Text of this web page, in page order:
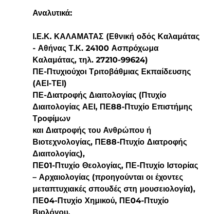
Αναλυτικά:
Ι.Ε.Κ. ΚΑΛΑΜΑΤΑΣ (Εθνική οδός Καλαμάτας
- Αθήνας Τ.Κ. 24100 Ασπρόχωμα
Καλαμάτας, τηλ. 27210-99624)
ΠΕ-Πτυχιούχοι Τριτοβάθμιας Εκπαίδευσης
(ΑΕΙ-ΤΕΙ)
ΠΕ-Διατροφής Διαιτολογίας (Πτυχίο
Διαιτολογίας ΑΕΙ, ΠΕ88-Πτυχίο Επιστήμης
Τροφίμων
και Διατροφής του Ανθρώπου ή
Βιοτεχνολογίας, ΠΕ88-Πτυχίο Διατροφής
Διαιτολογίας),
ΠΕ01-Πτυχίο Θεολογίας, ΠΕ-Πτυχίο Ιστορίας
– Αρχαιολογίας (προηγούνται οι έχοντες
μεταπτυχιακές σπουδές στη μουσειολογία),
ΠΕ04-Πτυχίο Χημικού, ΠΕ04-Πτυχίο